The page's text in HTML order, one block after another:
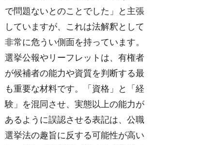
で問題ないとのことでした」と主張
していますが、これは法解釈として
非常に危うい側面を持っています。
選挙公報やリーフレットは、有権者
が候補者の能力や資質を判断する最
も重要な材料です。「資格」と「経
験」を混同させ、実態以上の能力が
あるように誤認させる表記は、公職
選挙法の趣旨に反する可能性が高い